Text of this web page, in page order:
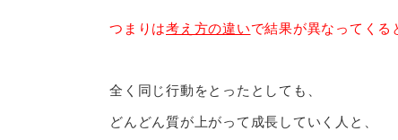
つまりは考え方の違いで結果が異なってくる
全く同じ行動をとったとしても、
どんどん質が上がって成長していく人と、